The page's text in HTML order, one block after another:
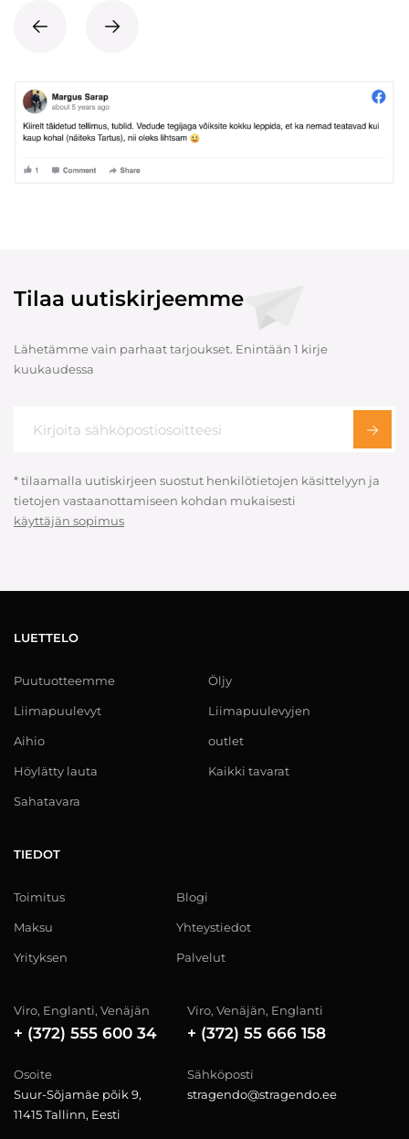
Tilaa uutiskirjeemme
Lähetämme vain parhaat tarjoukset. Enintään 1 kirje
kuukaudessa
* tilaamalla uutiskirjeen suostut henkilötietojen käsittelyyn ja
tietojen vastaanottamiseen kohdan mukaisesti
käyttäjän sopimus
LUETTELO
Puutuotteemme
Liimapuulevyt
Aihio
Höylätty lauta
Sahatavara
Öljy
Liimapuulevyjen
outlet
Kaikki tavarat
TIEDOT
Toimitus
Maksu
Yrityksen
Blogi
Yhteystiedot
Palvelut
Viro, Englanti, Venäjän
+ (372) 555 600 34
Viro, Venäjän, Englanti
+ (372) 55 666 158
Osoite
Suur-Sõjamäe põik 9,
11415 Tallinn, Eesti
Sähköposti
stragendo@stragendo.ee